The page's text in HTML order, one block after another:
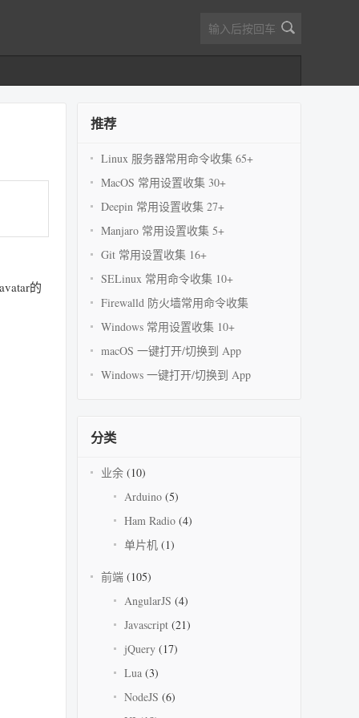
的
推荐
Linux 服务器常用命令收集 65+
MacOS 常用设置收集 30+
Deepin 常用设置收集 27+
Manjaro 常用设置收集 5+
Git 常用设置收集 16+
SELinux 常用命令收集 10+
Firewalld 防火墙常用命令收集
Windows 常用设置收集 10+
macOS 一键打开/切换到 App
Windows 一键打开/切换到 App
分类
业余 (10)
Arduino (5)
Ham Radio (4)
单片机 (1)
前端 (105)
AngularJS (4)
Javascript (21)
jQuery (17)
Lua (3)
NodeJS (6)